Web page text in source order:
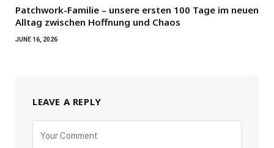
Patchwork-Familie – unsere ersten 100 Tage im neuen
Alltag zwischen Hoffnung und Chaos
JUNE 16, 2026
LEAVE A REPLY